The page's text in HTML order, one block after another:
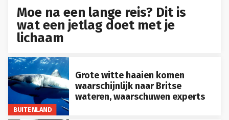
Moe na een lange reis? Dit is
wat een jetlag doet met je
lichaam
BUITENLAND
Grote witte haaien komen
waarschijnlijk naar Britse
wateren, waarschuwen experts